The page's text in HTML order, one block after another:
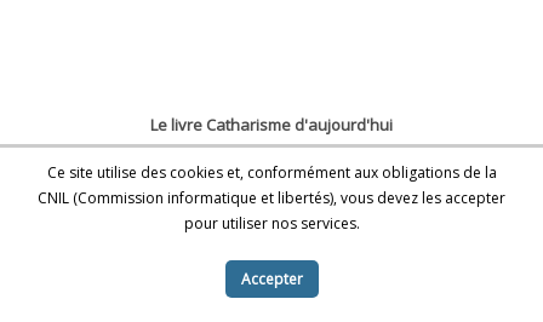
Le livre Catharisme d'aujourd'hui
Les médias en parlent
Dernières Publications
Ce site utilise des cookies et, conformément aux obligations de la
CNIL (Commission informatique et libertés), vous devez les accepter
pour utiliser nos services.
Accepter